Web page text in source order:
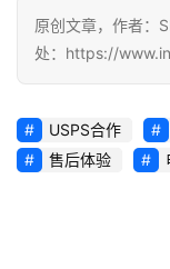
原创文章，作者：
处：https://
USPS合作
售后体验